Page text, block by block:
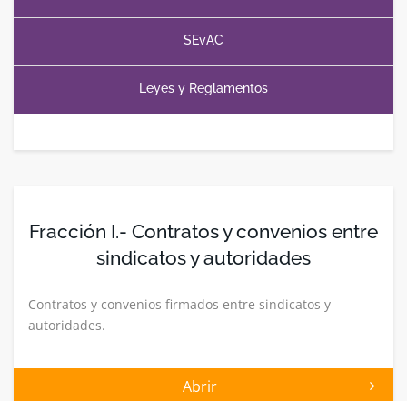
SEvAC
Leyes y Reglamentos
Fracción I.- Contratos y convenios entre
sindicatos y autoridades
Contratos y convenios firmados entre sindicatos y
autoridades.
Abrir